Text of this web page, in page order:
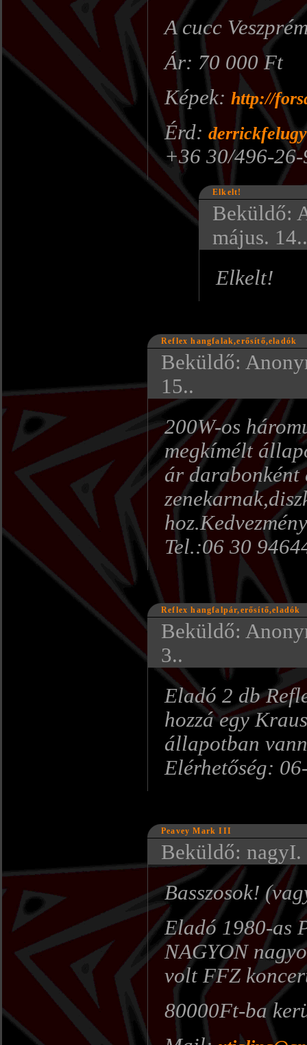
A cucc
Ár: 70 000 Ft
Képek: http://
Érd:
+36 30/496-
Elkelt!
Beküldő:
május. 14..
Elkelt!
Reflex hangfalak,erősítő,eladók
Beküldő:
15..
200W-os
megkímélt
ár darabonként
Tel.:06 30
Reflex hangfalpár,erősítő,eladók
Beküldő:
3..
Eladó 2 db
hozzá egy
állapotban
Elérhetőség:
Peavey Mark III
Beküldő: nagyI.
Basszosok!
Eladó 1980-as
NAGYON
volt FFZ
80000Ft-ba